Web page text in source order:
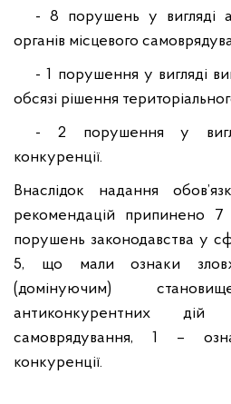
- 8
порушень у вигляді
органів місцевого
- 1 порушення у вигляді
обсязі рішення
-
2
порушення у
конкуренції.
Внаслідок надання
рекомендацій припинено
7
порушень законодавства у
5, що мали ознаки
(домінуючим)
антиконкурентних дій
самоврядування, 1 –
конкуренції.